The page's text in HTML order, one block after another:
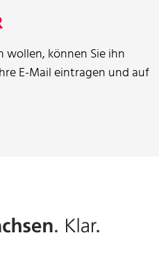
können Sie ihn
E-Mail eintragen und auf